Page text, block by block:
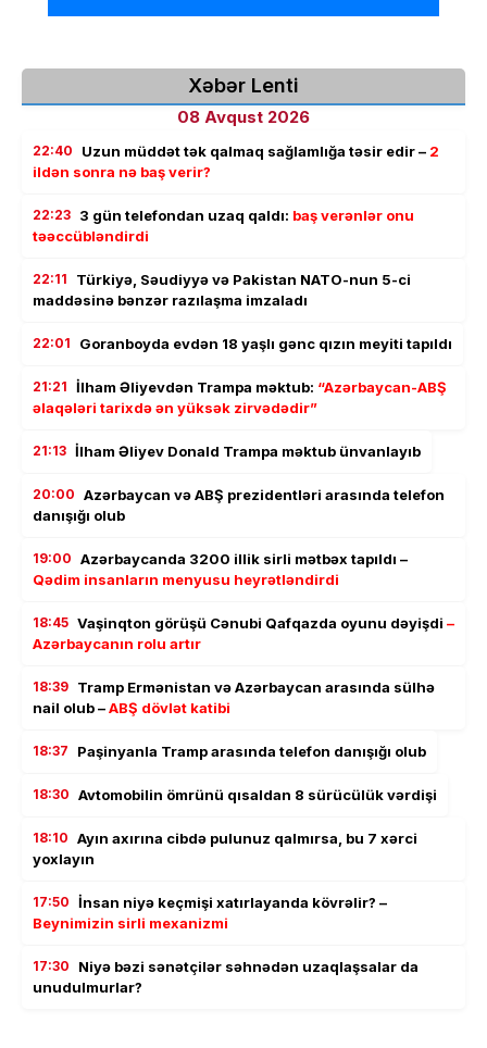
Xəbər Lenti
08 Avqust 2026
22:40 Uzun müddət tək qalmaq sağlamlığa təsir edir – 2
ildən sonra nə baş verir?
22:23 3 gün telefondan uzaq qaldı: baş verənlər onu
təəccübləndirdi
22:11
Türkiyə, Səudiyyə və Pakistan NATO-nun 5-ci
maddəsinə bənzər razılaşma imzaladı
22:01 Goranboyda evdən 18 yaşlı gənc qızın meyiti tapıldı
21:21 İlham Əliyevdən Trampa məktub: “Azərbaycan-ABŞ
əlaqələri tarixdə ən yüksək zirvədədir”
21:13 İlham Əliyev Donald Trampa məktub ünvanlayıb
20:00 Azərbaycan və ABŞ prezidentləri arasında telefon
danışığı olub
19:00 Azərbaycanda 3200 illik sirli mətbəx tapıldı –
Qədim insanların menyusu heyrətləndirdi
18:45 Vaşinqton görüşü Cənubi Qafqazda oyunu dəyişdi –
Azərbaycanın rolu artır
18:39 Tramp Ermənistan və Azərbaycan arasında sülhə
nail olub –ABŞ dövlət katibi
18:37 Paşinyanla Tramp arasında telefon danışığı olub
18:30 Avtomobilin ömrünü qısaldan 8 sürücülük vərdişi
18:10 Ayın axırına cibdə pulunuz qalmırsa, bu 7 xərci
yoxlayın
17:50 İnsan niyə keçmişi xatırlayanda kövrəlir? –
Beynimizin sirli mexanizmi
17:30
Niyə bəzi sənətçilər səhnədən uzaqlaşsalar da
unudulmurlar?